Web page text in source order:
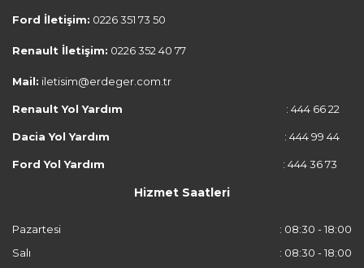
Ford İletişim: 0226 351 73 50
Renault İletişim: 0226 352 40 77
Mail: iletisim@erdeger.com.tr
Renault Yol Yardım : 444 66 22
Dacia Yol Yardım : 444 99 44
Ford Yol Yardım : 444 36 73
Hizmet Saatleri
Pazartesi
: 08:30 - 18:00
Salı
: 08:30 - 18:00